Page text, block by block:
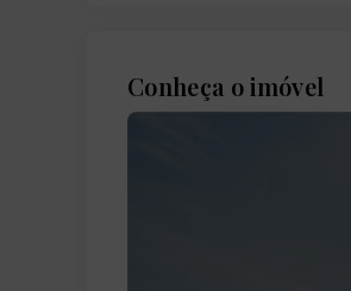
Conheça o imóvel